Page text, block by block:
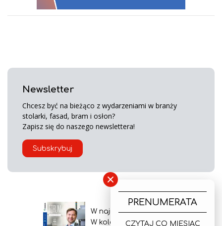
Newsletter
Chcesz być na bieżąco z wydarzeniami w branży
stolarki, fasad, bram i osłon?
Zapisz się do naszego newslettera!
Subskrybuj
W najnowszym wydaniu
W kolejnym numerze
×
PRENUMERATA
CZYTAJ CO MIESIĄC